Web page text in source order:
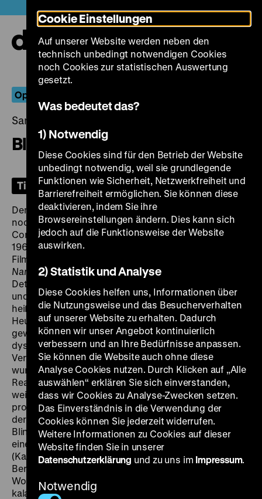
zum
Seiteninhalt
springen
Optische Literatur
Samstag, 03. Juni 2023, 19.30 Uhr
Blinker
Tickets
Dem Autorennachwuchs eine Chance oder besser
noch: zwei. Der amerikanische Dramatiker und spätere
Comedian Peter Paul Bergman verfasste im Sommer
1964 beim LCB-Workshop „Dramenschreiben“ ein
Filmskript, das die Grundlage von
Namebildete. In dieser Krimiparodie bekommt es der
Detektiv Peter Flowers mit Nola zu tun, der „schönsten
und verderblichsten Frau der Welt“, wie es im Vorspann
heißt: „Liebe ist der Stoff, Ekstase die Handlung, das
Heute die Zeit“. Den Drehbuchwettbewerb des LCB
gewann 1967 der Schriftsteller Uwe Brandner mit einer
dystopisch-experimentellen Geschichte, deren
Verfilmung vom Bayerischen Rundfunk finanziert
wurde. Die Idee: „Was man allgemein als Wirklichkeit,
Realität, Dasein und so weiter bezeichnet, ist nichts
weiter als ein Film. Nichts anderes führen wir als eine
projizierte Existenz, nichts weiter sind wir als Film.“ Auf
der Suche nach dem Regisseur dieser Wirklichkeit wird
Blinker (Hanns Zischler in einer seiner ersten Rollen),
eine Mischung aus Denker und Agent, von Lizzy
(Karina Ehret) unterstützt. Ihre Gegenspieler: die
Berliner Szenegrößen Günter Bruno Fuchs und Robert
Wolfgang Schnell, die schwer bewaffnet und
kalauernd durch die Stadt stapfen: „Fliege zur Linken
Cookie Einstellungen
Auf unserer Website werden neben den
technisch unbedingt notwendigen Cookies
noch Cookies zur statistischen Auswertung
gesetzt.
Was bedeutet das?
1) Notwendig
Diese Cookies sind für den Betrieb der Website
unbedingt notwendig, weil sie grundlegende
Funktionen wie Sicherheit, Netzwerkfreiheit und
Barrierefreiheit ermöglichen. Sie können diese
deaktivieren, indem Sie ihre
Browsereinstellungen ändern. Dies kann sich
jedoch auf die Funktionsweise der Website
auswirken.
2) Statistik und Analyse
Diese Cookies helfen uns, Informationen über
die Nutzungsweise und das Besucherverhalten
auf unserer Website zu erhalten. Dadurch
können wir unser Angebot kontinuierlich
verbessern und an Ihre Bedürfnisse anpassen.
Sie können die Website auch ohne diese
Analyse Cookies nutzen. Durch Klicken auf „Alle
auswählen“ erklären Sie sich einverstanden,
dass wir Cookies zu Analyse-Zwecken setzen.
Das Einverständnis in die Verwendung der
Cookies können Sie jederzeit widerrufen.
Weitere Informationen zu Cookies auf dieser
Website finden Sie in unserer
Datenschutzerklärung und zu uns im Impressum.
Notwendig